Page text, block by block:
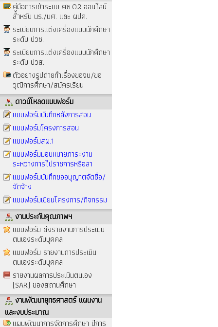
คู่มือการเข้าระบบ ศธ.02 ออนไลน์
สำหรับ นร./นศ. และ ผปค.
ระเบียบการแต่งเครื่องแบบนักศึกษา
ระดับ ปวช.
ระเบียบการแต่งเครื่องแบบนักศึกษา
ระดับ ปวส.
ตัวอย่างรูปถ่ายทำเรื่องขอจบ/ขอ
วุฒิการศึกษา/สมัครเรียน
ดาวน์โหลดแบบฟอร์ม
แบบฟอร์มบันทึกหลังการสอน
แบบฟอร์มโครงการสอน
แบบฟอร์มสผ.1
แบบฟอร์มมอบหมายภาระงาน
ระหว่างการไปราชการหรือลา
แบบฟอร์มบันทึกขออนุญาตจัดซื้อ/
จัดจ้าง
แบบฟอร์มเขียนโครงการ/กิจกรรม
งานประกันคุณภาพฯ
แบบฟอร์ม ส่งรายงานการประเมิน
ตนเองระดับบุคคล
แบบฟอร์ม รายงานการประเมิน
ตนเองระดับบุคคล
รายงานผลการประเมินตนเอง
(SAR) ของสถานศึกษา
งานพัฒนายุทธศาสตร์ แผนงาน
และงบประมาณ
แผนพัฒนาการจัดการศึกษา ปีการ